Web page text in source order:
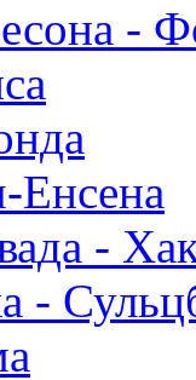
-
Енсена
-
-